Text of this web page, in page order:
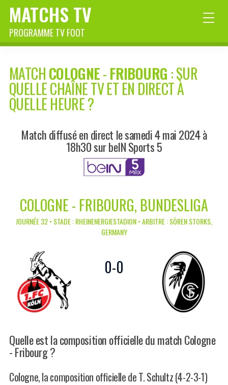
MATCHS TV
PROGRAMME TV FOOT
MATCHCOLOGNE-FRIBOURG : SUR
QUELLE CHAÎNE TV ET EN DIRECT À
QUELLE HEURE ?
Match diffusé en direct le samedi 4 mai 2024 à
18h30 sur beIN Sports 5
COLOGNE - FRIBOURG, BUNDESLIGA
JOURNÉE 32 • STADE : RHEINENERGIESTADION • ARBITRE : SÖREN STORKS,
GERMANY
0-0
Quelle est la composition officielle du match Cologne
- Fribourg ?
Cologne, la composition officielle de T. Schultz (4-2-3-1)